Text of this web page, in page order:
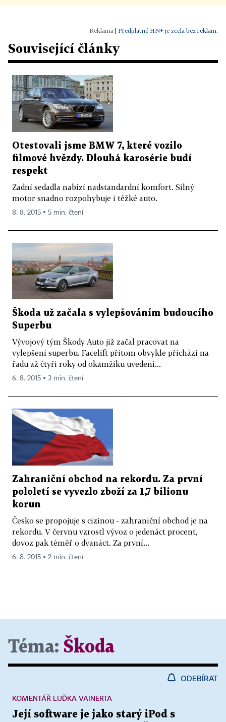
Předplatné HN+ je zcela bez reklam.
Související články
Otestovali jsme BMW 7, které vozilo
filmové hvězdy. Dlouhá karosérie budí
respekt
Zadní sedadla nabízí nadstandardní komfort. Silný
motor snadno rozpohybuje i těžké auto.
8. 8. 2015 ▪ 5 min. čtení
Škoda už začala s vylepšováním budoucího
Superbu
Vývojový tým Škody Auto již začal pracovat na
vylepšení superbu. Facelift přitom obvykle přichází na
řadu až čtyři roky od okamžiku uvedení...
6. 8. 2015 ▪ 3 min. čtení
Zahraniční obchod na rekordu. Za první
pololetí se vyvezlo zboží za 1,7 bilionu
korun
Česko se propojuje s cizinou - zahraniční obchod je na
rekordu. V červnu vzrostl vývoz o jedenáct procent,
dovoz pak téměř o dvanáct. Za první...
6. 8. 2015 ▪ 2 min. čtení
Téma: Škoda
ODEBÍRAT
Její software je jako starý iPod s
KOMENTÁŘ LUĎKA VAINERTA